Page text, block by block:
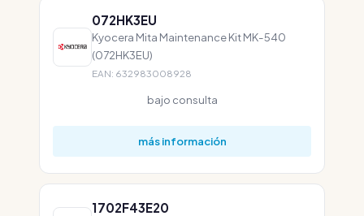
072HK3EU
Kyocera Mita Maintenance Kit MK-540
(072HK3EU)
EAN: 632983008928
bajo consulta
más información
1702F43E20